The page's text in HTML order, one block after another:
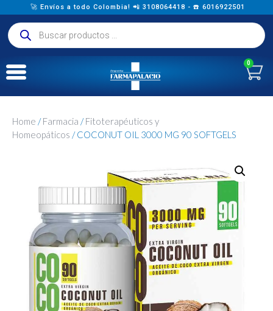
🚀 Envíos a todo Colombia! 📲 3108064418 - ☎️ 6016922501
0
Home /Farmacia /Fitoterapéuticos y
Homeopáticos / COCONUT OIL 3000 MG 90 SOFTGELS